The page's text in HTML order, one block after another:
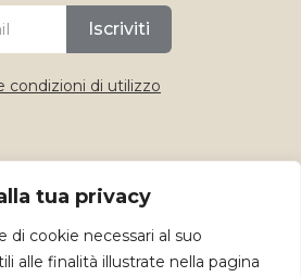
tua privacy
di cookie necessari al suo
alle finalità illustrate nella pagina
Iscriviti
condizioni di utilizzo